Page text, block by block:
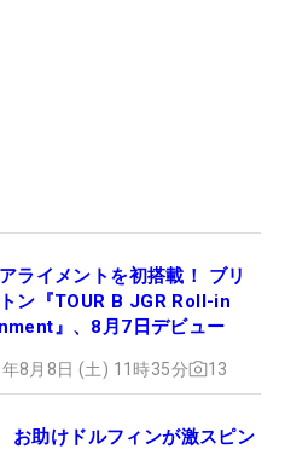
ライメントを初搭載！ ブリ
ン『TOUR B JGR Roll-in
』、8月7日デビュー
8月8日 (土) 11時35分 13
お助けドルフィンが激スピン